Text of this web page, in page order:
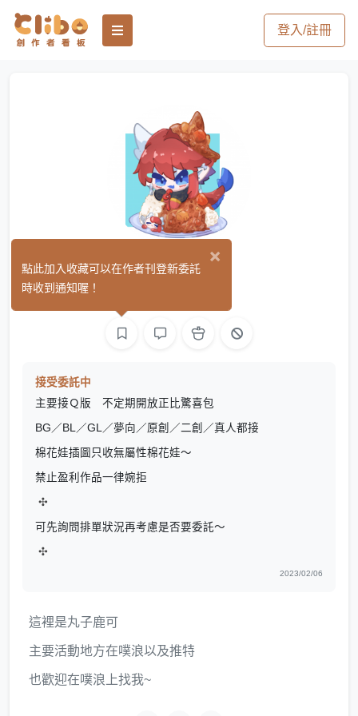
登入/註冊
丸子鹿可
接受委託中
主要接Ｑ版 不定期開放正比驚喜包
BG／BL／GL／夢向／原創／二創／真人都接
棉花娃插圖只收無屬性棉花娃～
禁止盈利作品一律婉拒
✣
可先詢問排單狀況再考慮是否要委託～
✣
2023/02/06
這裡是丸子鹿可
主要活動地方在噗浪以及推特
也歡迎在噗浪上找我~
×
點此加入收藏可以在作者刊登新委託
時收到通知喔！